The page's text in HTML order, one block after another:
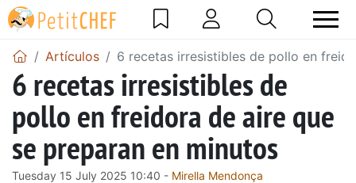
Artículos 6 recetas irresistibles de pollo en
6 recetas irresistibles de
pollo en freidora de aire que
se preparan en minutos
Tuesday 15 July 2025 10:40 - Mirella Mendonça